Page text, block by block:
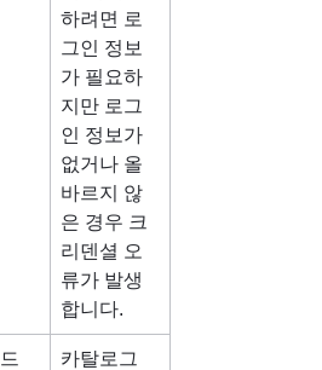
하려면 로
그인 정보
가 필요하
지만 로그
인 정보가
없거나 올
바르지 않
은 경우 크
리덴셜 오
류가 발생
합니다.
카탈로그